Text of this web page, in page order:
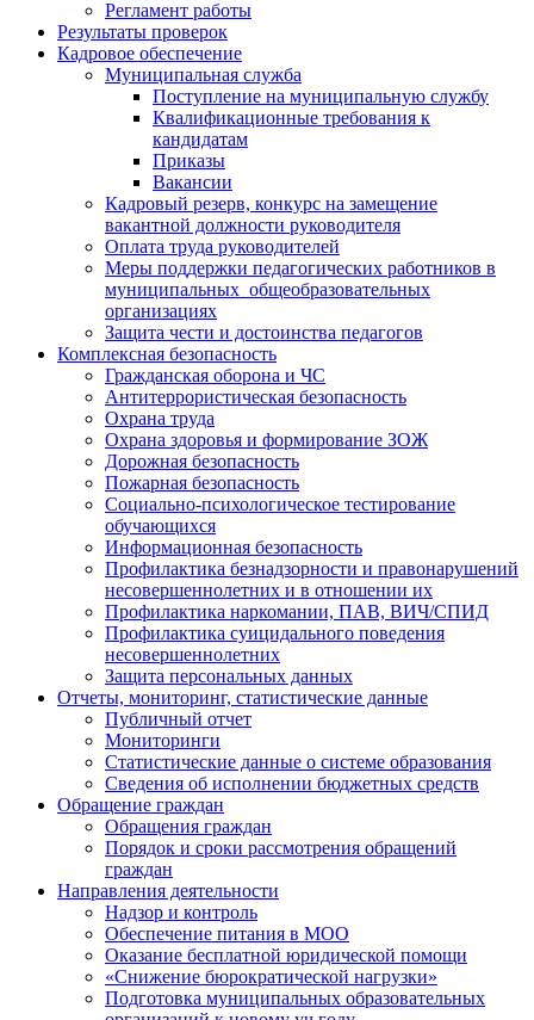
Регламент работы
Результаты проверок
Кадровое обеспечение
Муниципальная служба
Поступление на муниципальную службу
Квалификационные требования к
кандидатам
Приказы
Вакансии
Кадровый резерв, конкурс на замещение
вакантной должности руководителя
Оплата труда руководителей
Меры поддержки педагогических работников в
муниципальных общеобразовательных
организациях
Защита чести и достоинства педагогов
Комплексная безопасность
Гражданская оборона и ЧС
Антитеррористическая безопасность
Охрана труда
Охрана здоровья и формирование ЗОЖ
Дорожная безопасность
Пожарная безопасность
Социально-психологическое тестирование
обучающихся
Информационная безопасность
Профилактика безнадзорности и правонарушений
несовершеннолетних и в отношении их
Профилактика наркомании, ПАВ, ВИЧ/СПИД
Профилактика суицидального поведения
несовершеннолетних
Защита персональных данных
Отчеты, мониторинг, статистические данные
Публичный отчет
Мониторинги
Статистические данные о системе образования
Сведения об исполнении бюджетных средств
Обращение граждан
Обращения граждан
Порядок и сроки рассмотрения обращений
граждан
Направления деятельности
Надзор и контроль
Обеспечение питания в МОО
Оказание бесплатной юридической помощи
«Снижение бюрократической нагрузки»
Подготовка муниципальных образовательных